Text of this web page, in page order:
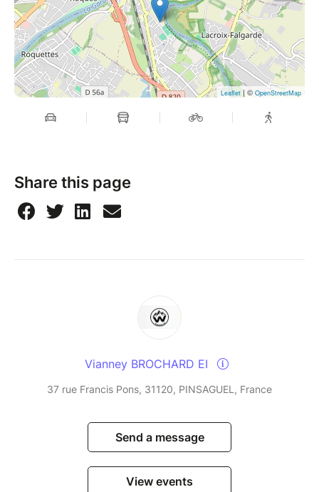
Leaflet | © OpenStreetMap
Share this page
Vianney BROCHARD EI
37 rue Francis Pons, 31120, PINSAGUEL, France
Send a message
View events